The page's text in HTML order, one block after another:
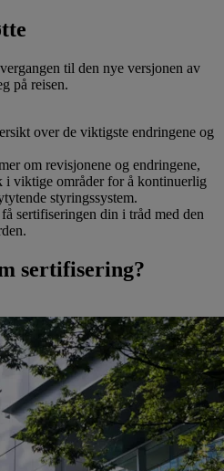
til den nye versjonen av
på reisen.
over de viktigste endringene og
om revisjonene og endringene,
i viktige områder for å kontinuerlig
styringssystem.
sertifiseringen din i tråd med den
sertifisering?